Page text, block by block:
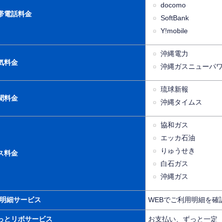
電話料金
docomo
SoftBank
Y!mobile
料金
沖縄電力
沖縄ガスニューパ
料金
琉球新報
沖縄タイムス
料金
協和ガス
エッカ石油
りゅうせき
白石ガス
沖縄ガス
細サービス WEBでご利用明細を確
とリボサービス お支払い、ずっと一定